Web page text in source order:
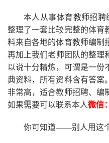
本人从事体育教师招聘
整理了一套比较完整的体育
料来自各地的体育教师编制
再加上我们老师 团队的整理
以说十分精炼，可谓是一份
典资料，所有资料含有答案
非常高，适合教师招聘、编
如果需要可以联系本人微信：
你可知道——别人用这个